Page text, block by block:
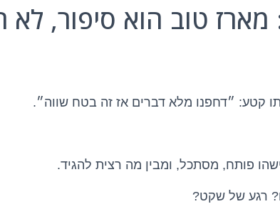
טוב הוא סיפור, לא
קטע: ״דחפנו מלא דברים אז זה בטח שווה״.
פותח, מסתכל, ומבין מה רצית להגיד.
רגע של שקט?